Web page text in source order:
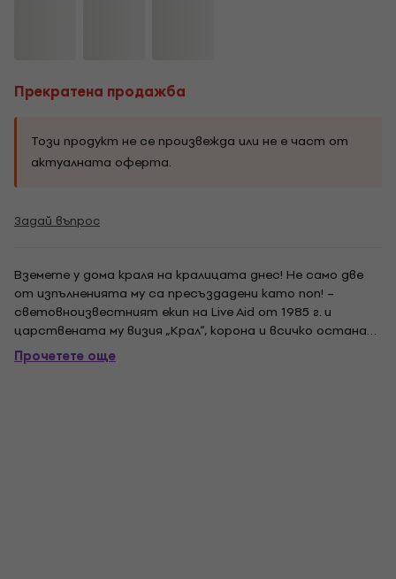
Прекратена продажба
Този продукт не се произвежда или не е част от
актуалната оферта.
Задай въпрос
Вземете у дома краля на кралицата днес! Не само две
от изпълненията му са пресъздадени като поп! –
световноизвестният екип на Live Aid от 1985 г. и
царствената му визия „Крал“, корона и всичко останало
– но нашият постоянно растящ поп! Гамата от албуми
вече включва Queen's News of the World, включваща
Прочетете още